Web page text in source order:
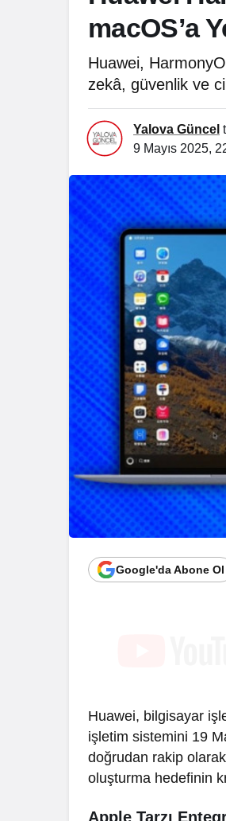
macOS’a
Huawei,
zekâ, güvenlik ve
Yalova Güncel
9 Mayıs 2025,
Google'da Abone Ol
Huawei, bilgisayar
işletim sistemini 19
doğrudan rakip
oluşturma hedefinin
Apple Tarzı